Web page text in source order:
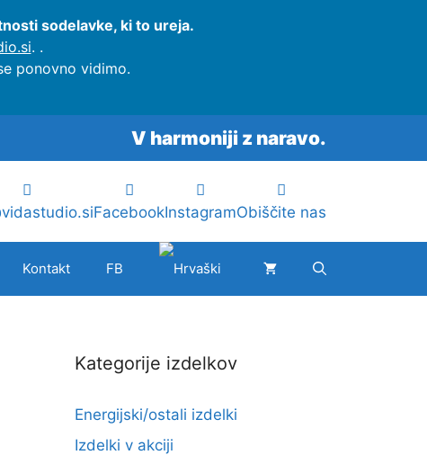
sodelavke, ki to ureja.
. .
ponovno vidimo.
V harmoniji z naravo.
FacebookInstagramObiščite nas
Kontakt FB
Kategorije izdelkov
Energijski/ostali izdelki
Izdelki v akciji